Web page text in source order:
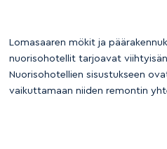
Lomasaaren mökit ja
nuorisohotellit tarjoavat
Nuorisohotellien sisustukseen
vaikuttamaan niiden remontin